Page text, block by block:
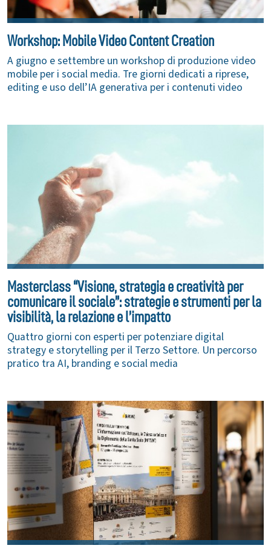
Workshop: Mobile Video Content Creation
A giugno e settembre un workshop di produzione video
mobile per i social media. Tre giorni dedicati a riprese,
editing e uso dell’IA generativa per i contenuti video
Masterclass “Visione, strategia e creatività per
comunicare il sociale”: strategie e strumenti per la
visibilità, la relazione e l’impatto
Quattro giorni con esperti per potenziare digital
strategy e storytelling per il Terzo Settore. Un percorso
pratico tra AI, branding e social media